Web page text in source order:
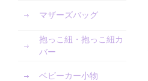
マザーズバッグ
抱っこ紐・抱っこ紐カ
バー
ベビーカー小物